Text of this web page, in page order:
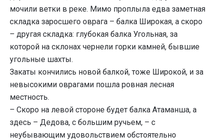
мочили ветки в реке. Мимо проплыла едва заметная
складка заросшего оврага – балка Широкая, а скоро
– другая складка: глубокая балка Угольная, за
которой на склонах чернели горки камней, бывшие
угольные шахты.
Закаты кончились новой балкой, тоже Широкой, и за
невысокими оврагами пошла ровная лесная
местность.
– Скоро на левой стороне будет балка Атаманша, а
здесь – Дедова, с большим ручьем, – с
неубывающим удовольствием обстоятельно